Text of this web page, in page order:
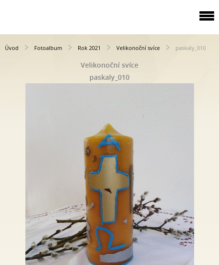
Úvod Fotoalbum Rok 2021 Velikonoční svíce paskaly_010
Velikonoční svíce
paskaly_010